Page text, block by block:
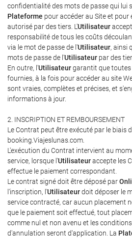
confidentialité des mots de passe qui lui
Plateforme pour accéder au Site et
autorisé par des tiers. L'Utilisateur
responsabilité de tous les coûts
via le mot de passe de l'Utilisateur, ainsi
mots de passe de l'Utilisateur par des
En outre, l'Utilisateurgarantit que
fournies, à la fois pour accéder au site
sont vraies, complètes et précises, et
informations à jour.
2. INSCRIPTION ET REMBOURSEMENT
Le Contrat peut être exécuté par le biais
booking.Viajeslunas.com.
L'exécution du Contrat intervient au
service, lorsque l'Utilisateuraccepte les
effectue le paiement correspondant.
Le contrat signé doit être déposé par
l'inscription, l'Utilisateurdoit déposer le
service contracté, car aucun placement
que le paiement soit effectué, tout
comme nul et non avenu et les
d'annulation seront d'application. La